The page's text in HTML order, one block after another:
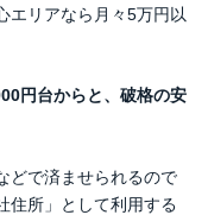
エリアなら月々5万円以
円台からと、破格の安
どで済ませられるので
住所」として利用する